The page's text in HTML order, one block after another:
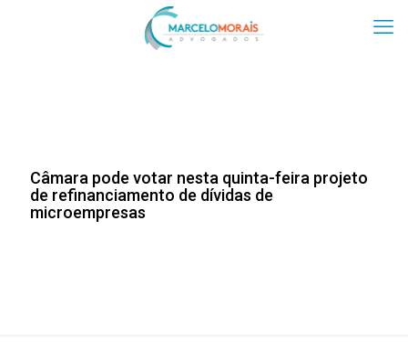
Câmara pode votar nesta quinta-feira projeto
de refinanciamento de dívidas de
microempresas